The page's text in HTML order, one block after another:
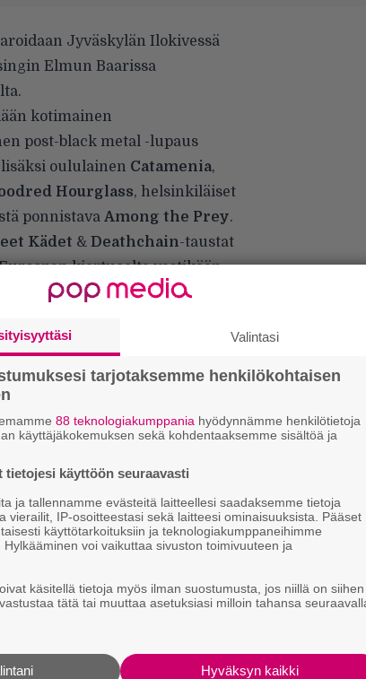
Jyväskylän Ilokivessä
Elmun Baarissa
kotimainen
post-black metal -lupaus
oululainen Catamenia,
Hourglass, helsinkiläiset
ponnistava Among the Prey.
Kädet & Deathchain-taustat
kiertueelta vastikään
ja yhden päivän liput
vastaa Nem Agency Oy.
–
”He
Valintasi
tarjotaksemme henkilökohtaisen
88 teknologiakumppania hyödynnämme henkilötietoja
käyttäjäkokemuksen sekä kohdentaaksemme sisältöä ja
tietojesi käyttöön seuraavasti
ja tallennamme evästeitä laitteellesi saadaksemme tietoja
vierailit, IP-osoitteestasi sekä laitteesi ominaisuuksista. Pääset
käyttötarkoituksiin ja teknologiakumppaneihimme
voi vaikuttaa sivuston toimivuuteen ja
käsitellä tietoja myös ilman suostumusta, jos niillä on siihen
tätä tai muuttaa asetuksiasi milloin tahansa
Hyväksyn kaikki